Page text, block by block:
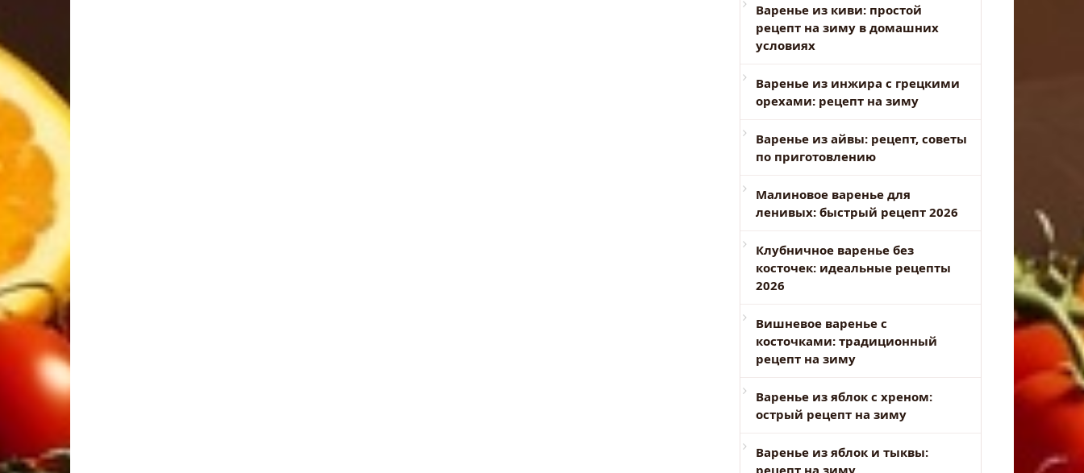
Варенье из киви: простой
рецепт на зиму в домашних
условиях
Варенье из инжира с грецкими
орехами: рецепт на зиму
Варенье из айвы: рецепт, советы
по приготовлению
Малиновое варенье для
ленивых: быстрый рецепт 2026
Клубничное варенье без
косточек: идеальные рецепты
2026
Вишневое варенье с
косточками: традиционный
рецепт на зиму
Варенье из яблок с хреном:
острый рецепт на зиму
Варенье из яблок и тыквы:
рецепт на зиму